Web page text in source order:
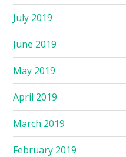
July 2019
June 2019
May 2019
April 2019
March 2019
February 2019